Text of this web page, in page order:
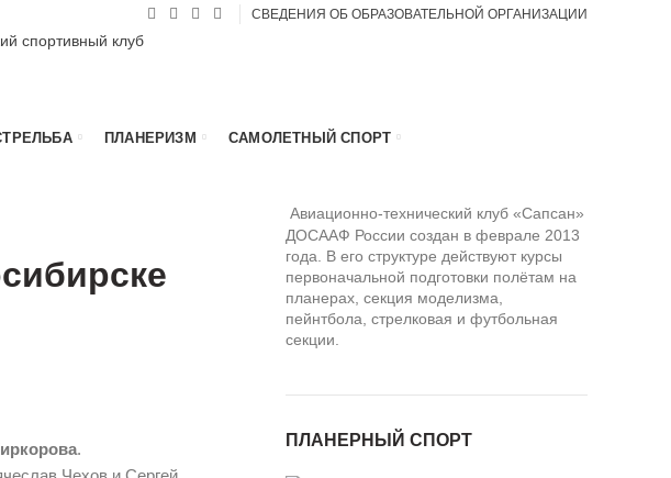
СВЕДЕНИЯ ОБ ОБРАЗОВАТЕЛЬНОЙ ОРГАНИЗАЦИИ
спортивный клуб
ПЛАНЕРИЗМ САМОЛЕТНЫЙ СПОРТ
.
Авиационно-технический клуб «Сапсан»
ДОСААФ России создан в феврале 2013
года. В его структуре действуют курсы
первоначальной подготовки полётам на
планерах, секция моделизма,
пейнтбола, стрелковая и футбольная
секции.
ПЛАНЕРНЫЙ СПОРТ